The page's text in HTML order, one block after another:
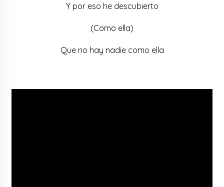
Y por eso he descubierto
(Como ella)
Que no hay nadie como ella